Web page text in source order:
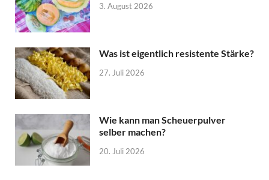
3. August 2026
Was ist eigentlich resistente Stärke?
27. Juli 2026
Wie kann man Scheuerpulver
selber machen?
20. Juli 2026